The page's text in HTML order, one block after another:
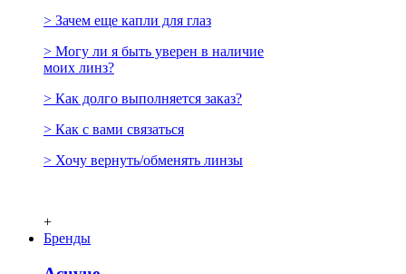
> Зачем еще капли для глаз
> Могу ли я быть уверен в наличие
моих линз?
> Как долго выполняется заказ?
> Как с вами связаться
> Хочу вернуть/обменять линзы
+
Бренды